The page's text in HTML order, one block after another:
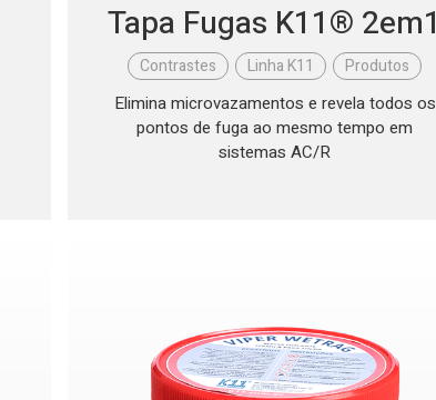
Tapa Fugas K11® 2em1
Contrastes , Linha K11 , Produtos
Elimina microvazamentos e revela todos os
pontos de fuga ao mesmo tempo em
sistemas AC/R